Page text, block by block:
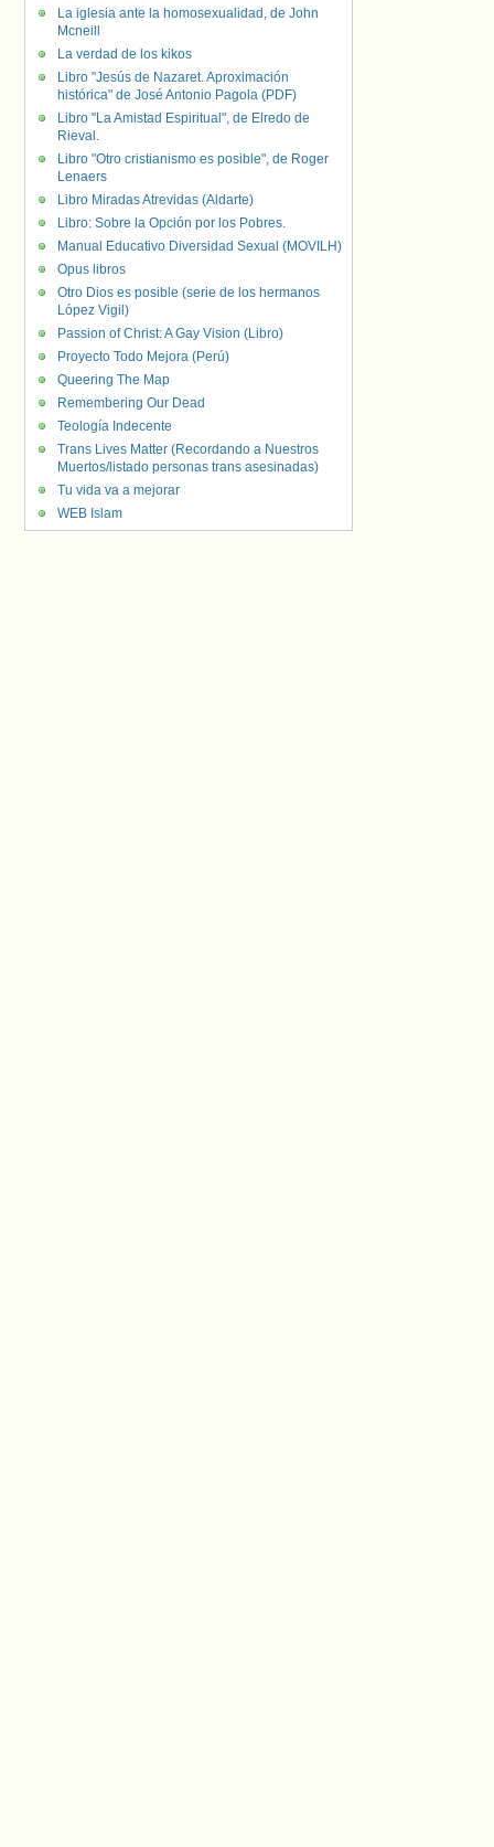
La iglesia ante la homosexualidad, de John
Mcneill
La verdad de los kikos
Libro "Jesús de Nazaret. Aproximación
histórica" de José Antonio Pagola (PDF)
Libro "La Amistad Espiritual", de Elredo de
Rieval.
Libro "Otro cristianismo es posible", de Roger
Lenaers
Libro Miradas Atrevidas (Aldarte)
Libro: Sobre la Opción por los Pobres.
Manual Educativo Diversidad Sexual (MOVILH)
Opus libros
Otro Dios es posible (serie de los hermanos
López Vigil)
Passion of Christ: A Gay Vision (Libro)
Proyecto Todo Mejora (Perú)
Queering The Map
Remembering Our Dead
Teología Indecente
Trans Lives Matter (Recordando a Nuestros
Muertos/listado personas trans asesinadas)
Tu vida va a mejorar
WEB Islam